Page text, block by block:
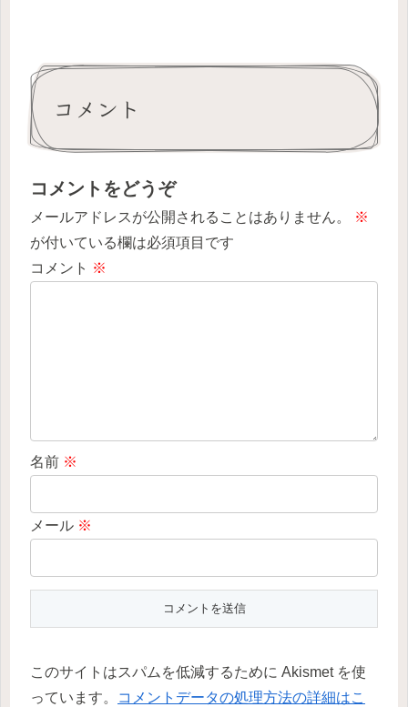
コメント
コメントをどうぞ
メールアドレスが公開されることはありません。
※
が付いている欄は必須項目です
コメント ※
名前 ※
メール ※
このサイトはスパムを低減するために Akismet を使
っています。
コメントデータの処理方法の詳細はこ